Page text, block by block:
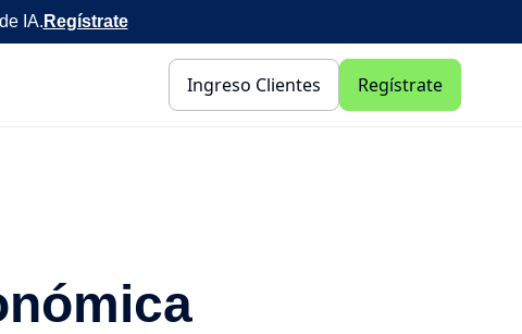
IA. Regístrate
Ingreso Clientes Regístrate